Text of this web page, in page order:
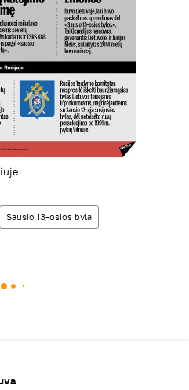
Sausio 13-osios byla